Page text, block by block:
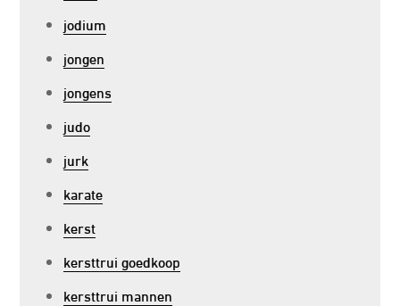
jodium
jongen
jongens
judo
jurk
karate
kerst
kersttrui goedkoop
kersttrui mannen